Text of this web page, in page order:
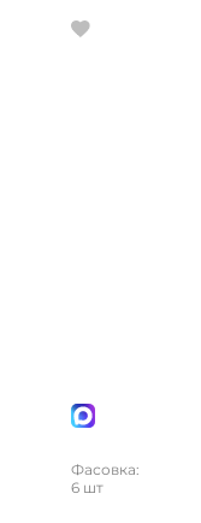
Фасовка:
6 шт